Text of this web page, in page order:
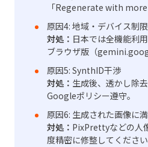
「Regenerate with more
原因4: 地域・デバイス制限
対処： 日本では全機能利
ブラウザ版（
原因5: SynthID干渉
対処： 生成後、透かし除
Googleポリシー遵守。
原因6: 生成された画像に
対処： PixPrettyなどの人
度精密に修整してください